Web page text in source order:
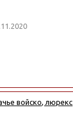
войско, люрекс